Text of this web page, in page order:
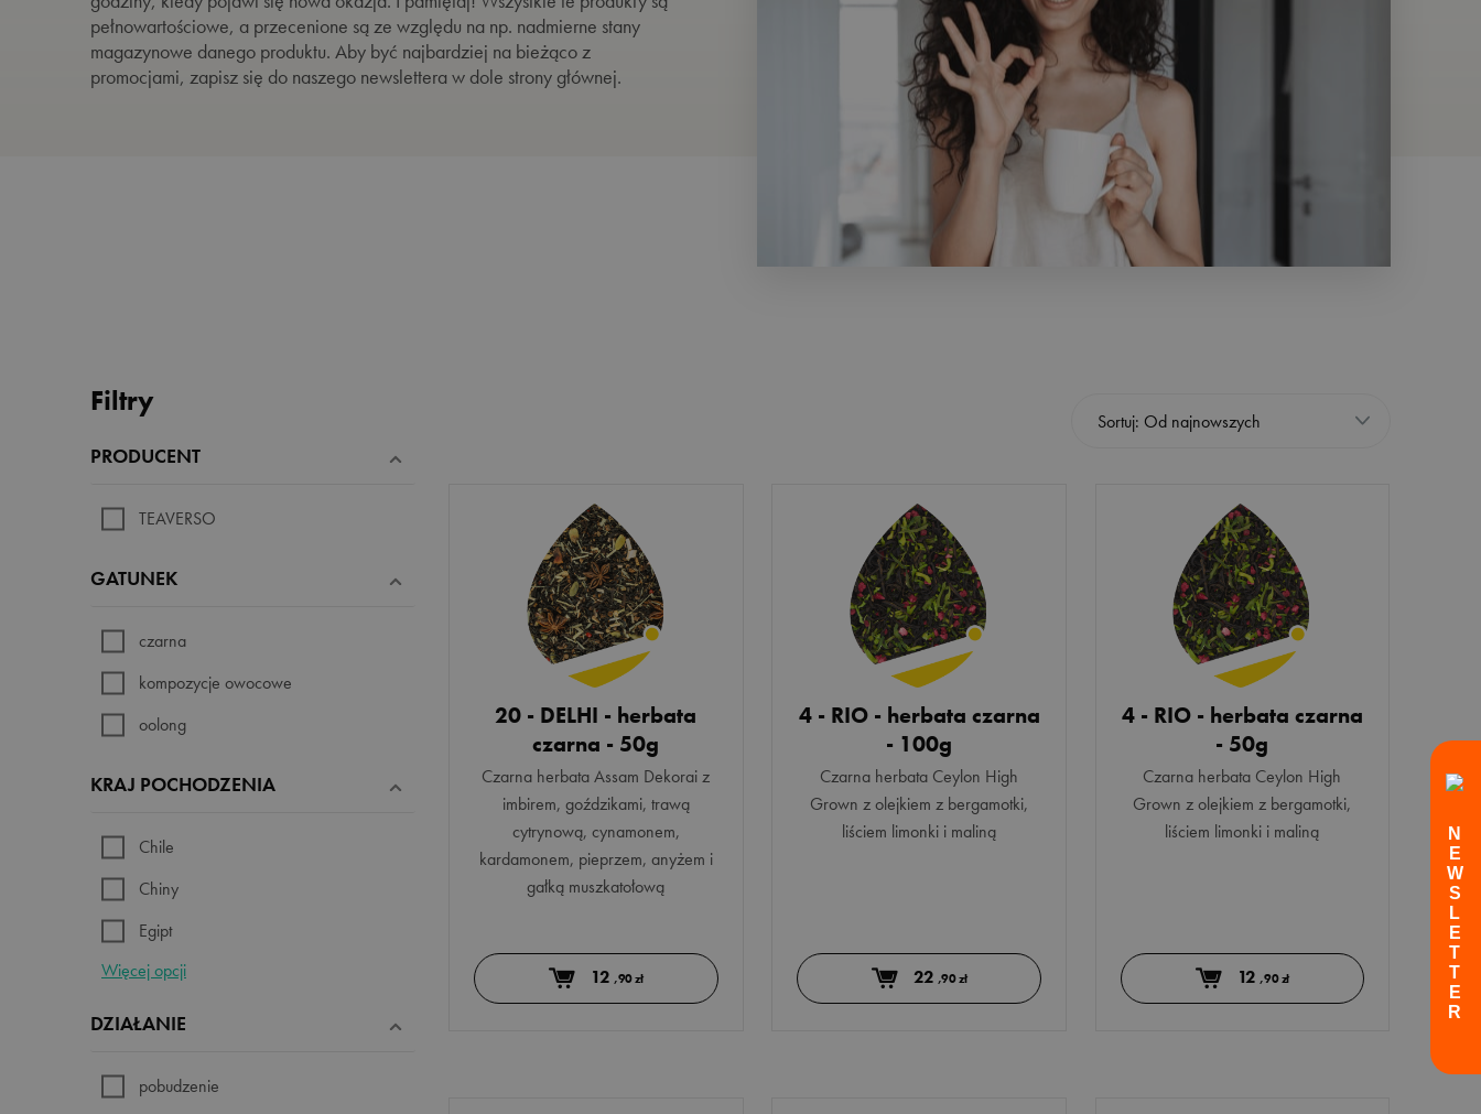
zioła
rooibos
herbaty rozgrzewające
kawa do french
press'a
parzenie
tradycyjne
do kawy
pełnowartościowe, a przecenione są ze względu na np. nadmierne stany
magazynowe danego produktu. Aby być najbardziej na bieżąco z
promocjami, zapisz się do naszego newslettera w dole strony głównej.
PRODUCENT
TEAVERSO
GATUNEK
czarna
kompozycje owocowe
oolong
KRAJ POCHODZENIA
Chile
Chiny
Egipt
Indie
Sri Lanka
Więcej opcji
DZIAŁANIE
pobudzenie
Filtry
Sortuj: Od najnowszych
20 - DELHI - herbata
czarna - 50g
Czarna herbata Assam Dekorai z
imbirem, goździkami, trawą
cytrynową, cynamonem,
kardamonem, pieprzem, anyżem i
gałką muszkatołową
12 ,90 zł
4 - RIO - herbata czarna
- 100g
Czarna herbata Ceylon High
Grown z olejkiem z bergamotki,
liściem limonki i maliną
22 ,90 zł
4 - RIO - herbata czarna
- 50g
Czarna herbata Ceylon High
Grown z olejkiem z bergamotki,
liściem limonki i maliną
12 ,90 zł